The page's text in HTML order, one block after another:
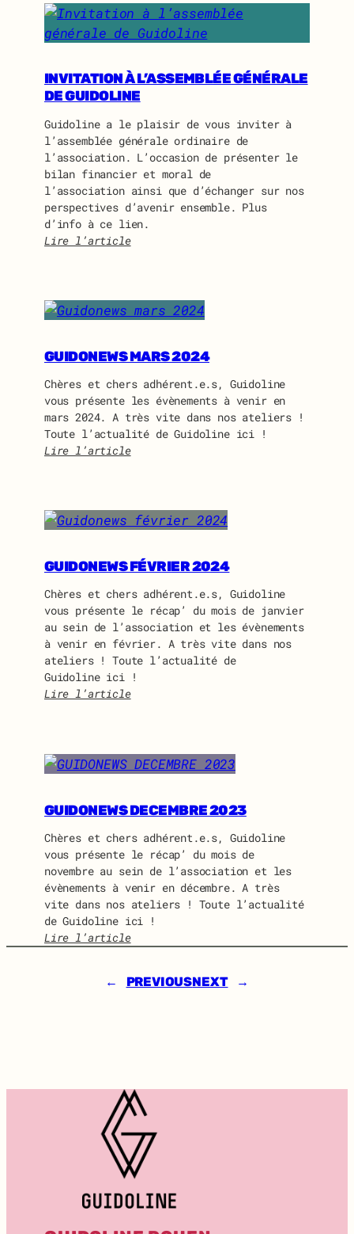
i
o
e
w
m
a
2
0
2
4
INVITATION À L’ASSEMBLÉE GÉNÉRALE
DE GUIDOLINE
Guidoline a le plaisir de vous inviter à
l’assemblée générale ordinaire de
l’association. L’occasion de présenter le
bilan financier et moral de
l’association ainsi que d’échanger sur nos
perspectives d’avenir ensemble. Plus
d’info à ce lien.
Lire l’article
v
i
a
i
o
n
à
l
s
b
l
é
e
g
é
n
e
d
G
u
i
d
o
l
i
n
e
GUIDONEWS MARS 2024
Chères et chers adhérent.e.s, Guidoline
vous présente les évènements à venir en
mars 2024. A très vite dans nos ateliers !
Toute l’actualité de Guidoline ici !
Lire l’article
i
d
n
w
s
m
a
r
s
2
GUIDONEWS FÉVRIER 2024
Chères et chers adhérent.e.s, Guidoline
vous présente le récap’ du mois de janvier
au sein de l’association et les évènements
à venir en février. A très vite dans nos
ateliers ! Toute l’actualité de
Guidoline ici !
Lire l’article
i
d
n
w
s
f
é
v
r
i
r
2
GUIDONEWS DECEMBRE 2023
Chères et chers adhérent.e.s, Guidoline
vous présente le récap’ du mois de
novembre au sein de l’association et les
évènements à venir en décembre. A très
vite dans nos ateliers ! Toute l’actualité
de Guidoline ici !
Lire l’article
U
W
S
D
E
C
E
B
← PREVIOUSNEXT →